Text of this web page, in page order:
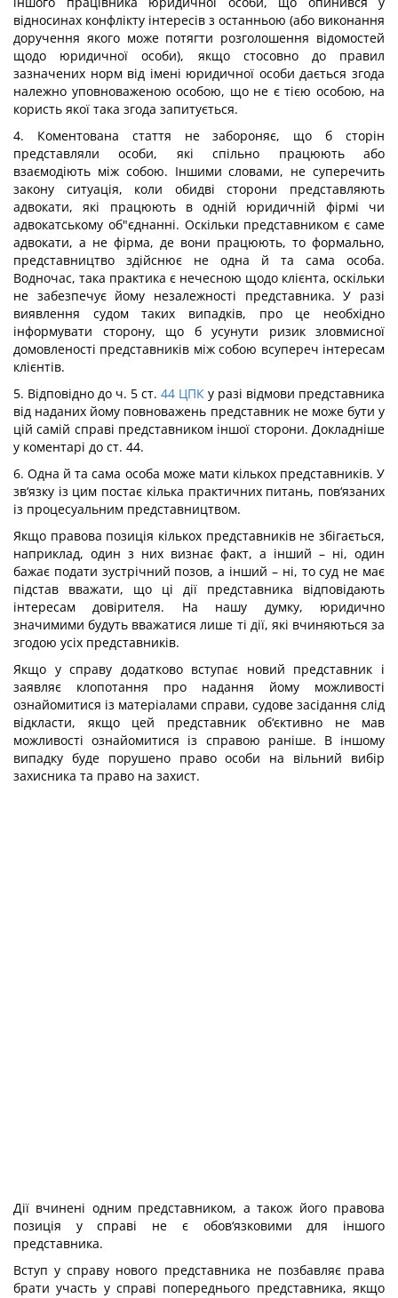
відносинах конфлікту інтересів з останньою (або виконання
доручення якого може потягти розголошення відомостей
щодо юридичної особи), якщо стосовно до правил
зазначених норм від імені юридичної особи дається згода
належно уповноваженою особою, що не є тією особою, на
користь якої така згода запитується.
4. Коментована стаття не забороняє, що б сторін
представляли особи, які спільно працюють або
взаємодіють між собою. Іншими словами, не суперечить
закону ситуація, коли обидві сторони представляють
адвокати, які працюють в одній юридичній фірмі чи
адвокатському об"єднанні. Оскільки представником є саме
адвокати, а не фірма, де вони працюють, то формально,
представництво здійснює не одна й та сама особа.
Водночас, така практика є нечесною щодо клієнта, оскільки
не забезпечує йому незалежності представника. У разі
виявлення судом таких випадків, про це необхідно
інформувати сторону, що б усунути ризик зловмисної
домовленості представників між собою всупереч інтересам
клієнтів.
5. Відповідно до ч. 5 ст. 44 ЦПК у разі відмови представника
від наданих йому повноважень представник не може бути у
цій самій справі представником іншої сторони. Докладніше
у коментарі до ст. 44.
6. Одна й та сама особа може мати кількох представників. У
зв‘язку із цим постає кілька практичних питань, пов‘язаних
із процесуальним представництвом.
Якщо правова позиція кількох представників не збігається,
наприклад, один з них визнає факт, а інший – ні, один
бажає подати зустрічний позов, а інший – ні, то суд не має
підстав вважати, що ці дії представника відповідають
інтересам довірителя. На нашу думку, юридично
значимими будуть вважатися лише ті дії, які вчиняються за
згодою усіх представників.
Якщо у справу додатково вступає новий представник і
заявляє клопотання про надання йому можливості
ознайомитися із матеріалами справи, судове засідання слід
відкласти, якщо цей представник об‘єктивно не мав
можливості ознайомитися із справою раніше. В іншому
випадку буде порушено право особи на вільний вибір
захисника та право на захист.
Дії вчинені одним представником, а також його правова
позиція у справі не є обов‘язковими для іншого
представника.
Вступ у справу нового представника не позбавляє права
брати участь у справі попереднього представника, якщо